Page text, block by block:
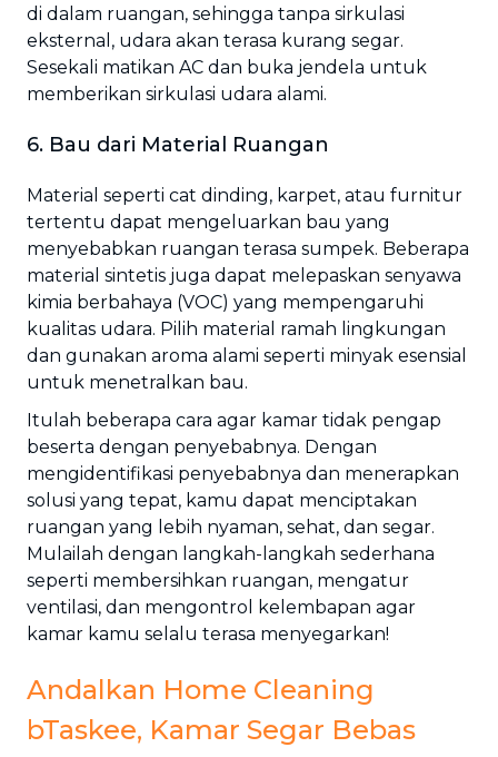
di dalam ruangan, sehingga tanpa sirkulasi
eksternal, udara akan terasa kurang segar.
Sesekali matikan AC dan buka jendela untuk
memberikan sirkulasi udara alami.
6. Bau dari Material Ruangan
Material seperti cat dinding, karpet, atau furnitur
tertentu dapat mengeluarkan bau yang
menyebabkan ruangan terasa sumpek. Beberapa
material sintetis juga dapat melepaskan senyawa
kimia berbahaya (VOC) yang mempengaruhi
kualitas udara. Pilih material ramah lingkungan
dan gunakan aroma alami seperti minyak esensial
untuk menetralkan bau.
Itulah beberapa cara agar kamar tidak pengap
beserta dengan penyebabnya. Dengan
mengidentifikasi penyebabnya dan menerapkan
solusi yang tepat, kamu dapat menciptakan
ruangan yang lebih nyaman, sehat, dan segar.
Mulailah dengan langkah-langkah sederhana
seperti membersihkan ruangan, mengatur
ventilasi, dan mengontrol kelembapan agar
kamar kamu selalu terasa menyegarkan!
Andalkan Home Cleaning
bTaskee, Kamar Segar Bebas